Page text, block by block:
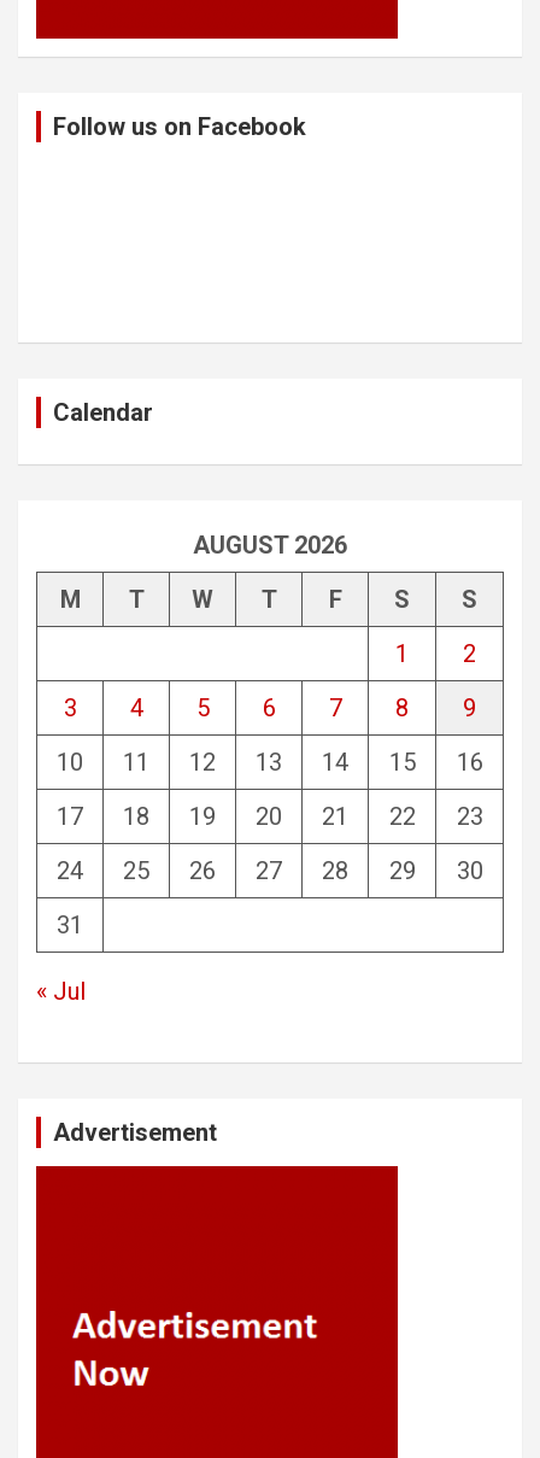
Follow us on Facebook
Calendar
AUGUST 2026
M
T W T F S
S
1
2
3
4 5 6 7 8
9
10
11 12 13 14 15
16
17
18 19 20 21 22
23
24
25 26 27 28 29
30
31
« Jul
Advertisement